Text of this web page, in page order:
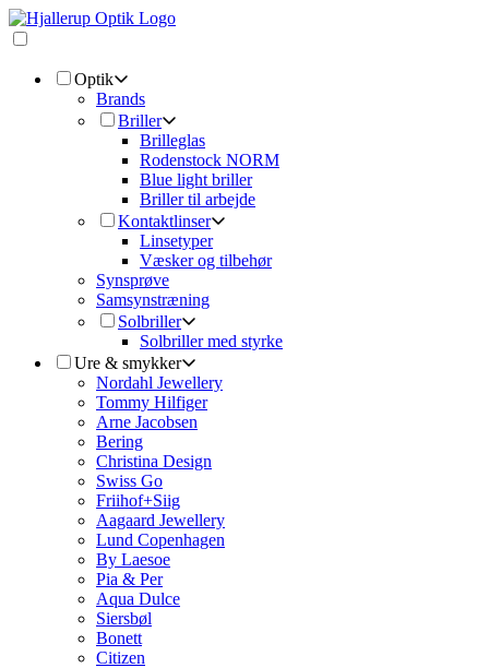
Optik
Brands
Briller
Brilleglas
Rodenstock NORM
Blue light briller
Briller til arbejde
Kontaktlinser
Linsetyper
Væsker og tilbehør
Synsprøve
Samsynstræning
Solbriller
Solbriller med styrke
Ure & smykker
Nordahl Jewellery
Tommy Hilfiger
Arne Jacobsen
Bering
Christina Design
Swiss Go
Friihof+Siig
Aagaard Jewellery
Lund Copenhagen
By Laesoe
Pia & Per
Aqua Dulce
Siersbøl
Bonett
Citizen